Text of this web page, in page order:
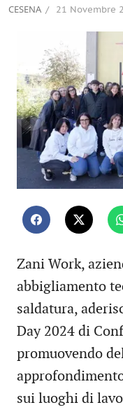
CESENA 21 Novembre
Zani Work,
abbigliamento
saldatura,
Day 2024 di
promuovendo
sui luoghi di